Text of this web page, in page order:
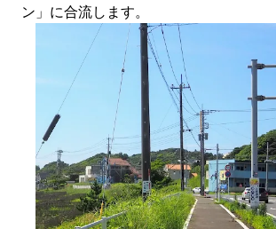
ン」に合流します。